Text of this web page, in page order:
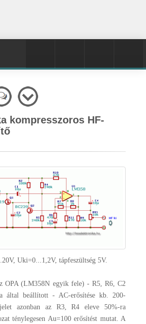
kompresszoros HF-
Uki=0...1,2V, tápfeszültség 5V.
OPA (LM358N egyik fele) - R5, R6, C2
által beállított - AC-erősítése kb. 200-
azonban az R3, R4 eleve 50%-ra
ténylegesen Au=100 erősítést mutat. A